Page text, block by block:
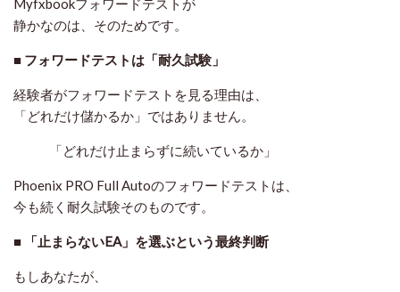
Myfxbookフォワードテストが
静かなのは、そのためです。
■ フォワードテストは「耐久試験」
経験者がフォワードテストを見る理由は、
「どれだけ儲かるか」ではありません。
「どれだけ止まらずに続いているか」
Phoenix PRO Full Autoのフォワードテストは、
今も続く耐久試験そのものです。
■ 「止まらないEA」を選ぶという最終判断
もしあなたが、